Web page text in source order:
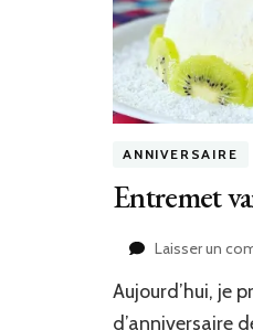
ANNIVERSAIRE
Entremet
Laisser un
Aujourd’hui, je
d’anniversaire